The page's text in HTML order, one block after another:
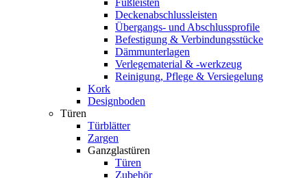
Fußleisten
Deckenabschlussleisten
Übergangs- und Abschlussprofile
Befestigung & Verbindungsstücke
Dämmunterlagen
Verlegematerial & -werkzeug
Reinigung, Pflege & Versiegelung
Kork
Designboden
Türen
Türblätter
Zargen
Ganzglastüren
Türen
Zubehör